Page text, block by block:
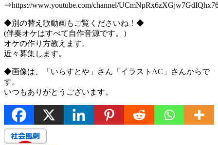
⇒https://www.youtube.com/channel/
◆別の替え歌動画もご覧くださいね！◆
(伴奏オケはすべて自作音源です。）
オケの作り方教えます。
近々募集します。
◆画像は、「いらすとや」さん「イラストAC」さんからで
す。
いつもありがとうございます。